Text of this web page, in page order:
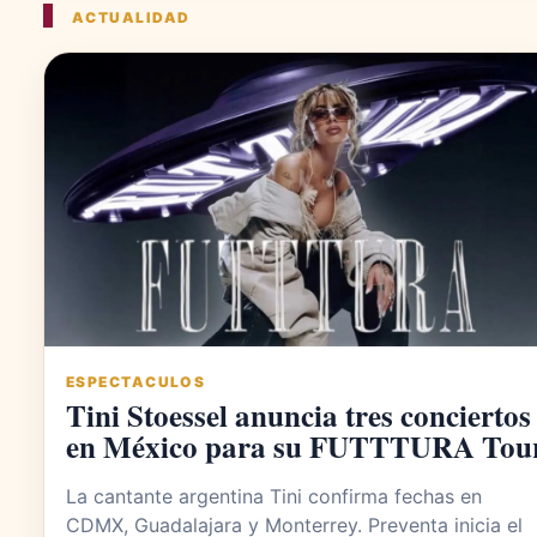
ACTUALIDAD
ESPECTACULOS
Tini Stoessel anuncia tres conciertos
en México para su FUTTTURA
La cantante argentina Tini confirma fechas en
CDMX, Guadalajara y Monterrey. Preventa inicia el